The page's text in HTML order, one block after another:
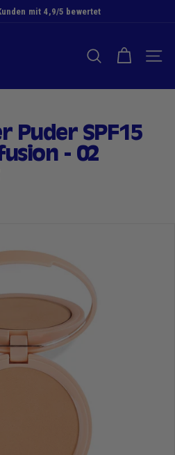
mit 4,9/5 bewertet
SUCHE NACH
Puder SPF15
- 02